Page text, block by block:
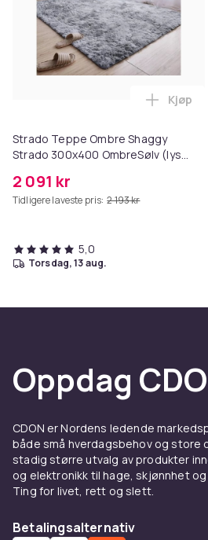
Strado Teppe Ombre Shaggy
Strado 300x400 OmbreSølv (lys
2 091 kr
Tidligere laveste pris: 2 193 kr
Legg
Kjøp
5,0
torsdag, 13 aug.
Oppdag
CDON er Nordens ledende
både små hverdagsbehov og store
stadig større utvalg av produkter
og elektronikk til hage, skjønnhet
Ting for livet, rett og slett.
Betalingsalternativ